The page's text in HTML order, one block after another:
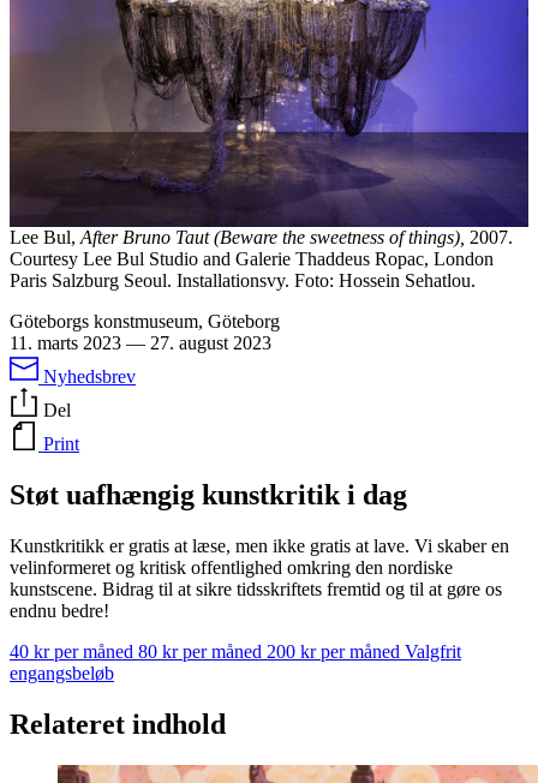
Lee Bul, After Bruno Taut (Beware the sweetness of things), 2007.
Courtesy Lee Bul Studio and Galerie Thaddeus Ropac, London
Paris Salzburg Seoul. Installationsvy. Foto: Hossein Sehatlou.
Göteborgs konstmuseum, Göteborg
11. marts 2023 — 27. august 2023
Nyhedsbrev
Del
Print
Støt uafhængig kunstkritik i dag
Kunstkritikk er gratis at læse, men ikke gratis at lave. Vi skaber en
velinformeret og kritisk offentlighed omkring den nordiske
kunstscene. Bidrag til at sikre tidsskriftets fremtid og til at gøre os
endnu bedre!
40 kr per måned 80 kr per måned 200 kr per måned Valgfrit
engangsbeløb
Relateret indhold